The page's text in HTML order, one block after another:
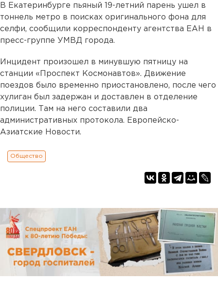
В Екатеринбурге пьяный 19-летний парень ушел в
тоннель метро в поисках оригинального фона для
селфи, сообщили корреспонденту агентства ЕАН в
пресс-группе УМВД города.
Инцидент произошел в минувшую пятницу на
станции «Проспект Космонавтов». Движение
поездов было временно приостановлено, после чего
хулиган был задержан и доставлен в отделение
полиции. Там на него составили два
административных протокола. Европейско-
Азиатские Новости.
Общество